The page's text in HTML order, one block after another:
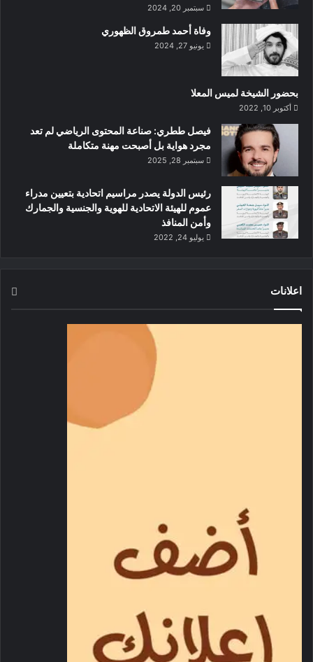
المزدحم”.
يمكن لأعضاء سكاي واردز طيران الامارات الاستفادة من مميزات
صالة درجة الأعمال لفلاي الجديدة وفقاً لفئة العضوية.
في وقت سابق من شهر أكتوبر من هذا العام، افتتحت فلاي دبي
رسمياً مكاتب انجاز إجراءات السفر الجديدة لدرجة الأعمال في
المبنى رقم 2 بمطار دبي الدولي والتي توفر خدمات خاصة
لمسافري درجة الأعمال في فلاي دبي ضمن تجربة فريدة وسلسة مع
خدمة الاستقبال والمساعدة وانجاز اجراءات السفر وخدمة المسار
السريع عبر مراقبة جوازات السفر ونقاط التفتيش.
حول فلاي دبي
2009، التزمت فلاي دبي بإزالة الحواجز أمام السفر، وتسهيل تدفق
حركة التجارة والسياحة وتعزيز التواصل بين مختلف الثقافات عبر
وصبغت فلاي دبي رحلة انطلاقتها بعدد من الإنجازات
عبر إفريقيا وآسيا الوسطى والقوقاز ووسط وجنوب شرق أوروبا
كفاءة الاسطول
تعزيز التواصل
: نقلت أكثر من 100 مليون مسافر منذ انطلاقتها في
سبتمبر 20, 2024
وفاة أحمد طمروق الظهوري
يونيو 27, 2024
بحضور الشيخة لميس المعلا
أكتوبر 10, 2022
‏فيصل ططري: صناعة المحتوى الرياضي لم تعد
مجرد هواية بل أصبحت مهنة متكاملة
سبتمبر 28, 2025
رئيس الدولة يصدر مراسيم اتحادية بتعيين مدراء
عموم للهيئة الاتحادية للهوية والجنسية والجمارك
وأمن المنافذ
يوليو 24, 2022
اعلانات